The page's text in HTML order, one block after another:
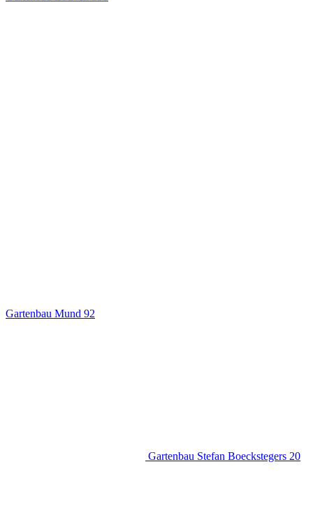
Gartenbau Mund 92
Gartenbau Stefan Boeckstegers 20